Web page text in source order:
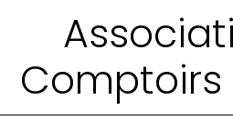
Comptoirs